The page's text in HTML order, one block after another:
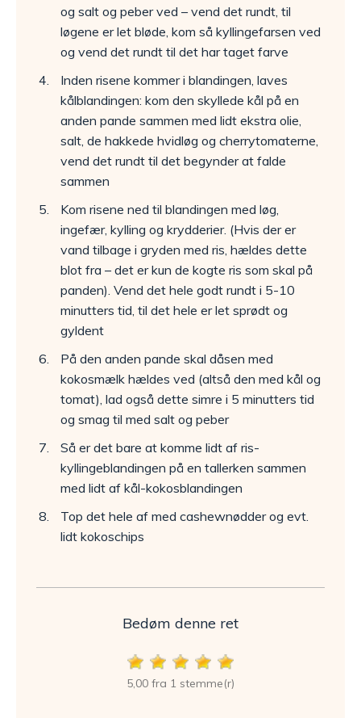
og salt og peber ved – vend det rundt, til
løgene er let bløde, kom så kyllingefarsen ved
og vend det rundt til det har taget farve
Inden risene kommer i blandingen, laves
kålblandingen: kom den skyllede kål på en
anden pande sammen med lidt ekstra olie,
salt, de hakkede hvidløg og cherrytomaterne,
vend det rundt til det begynder at falde
sammen
Kom risene ned til blandingen med løg,
ingefær, kylling og krydderier. (Hvis der er
vand tilbage i gryden med ris, hældes dette
blot fra – det er kun de kogte ris som skal på
panden). Vend det hele godt rundt i 5-10
minutters tid, til det hele er let sprødt og
gyldent
På den anden pande skal dåsen med
kokosmælk hældes ved (altså den med kål og
tomat), lad også dette simre i 5 minutters tid
og smag til med salt og peber
Så er det bare at komme lidt af ris-
kyllingeblandingen på en tallerken sammen
med lidt af kål-kokosblandingen
Top det hele af med cashewnødder og evt.
lidt kokoschips
Bedøm denne ret
5,00 fra 1 stemme(r)